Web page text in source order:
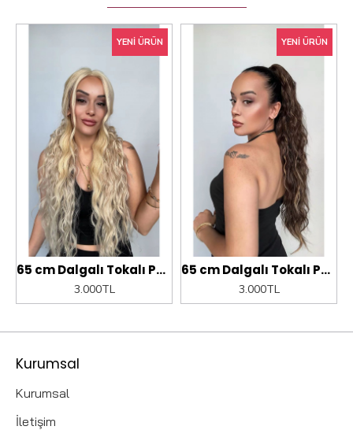
YENI ÜRÜN
65 cm Dalgalı Tokalı Postiş At kuyruğu.
3.000TL
YENI ÜRÜN
65 cm Dalgalı Tokalı Postiş At kuyruğu.
3.000TL
Kurumsal
Kurumsal
İletişim